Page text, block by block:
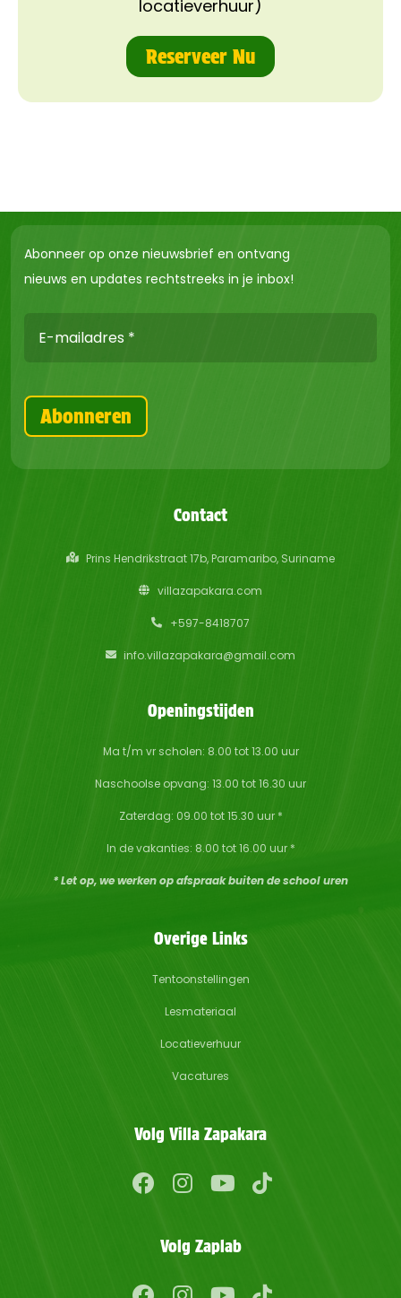
locatieverhuur)
Reserveer Nu
Abonneer op onze nieuwsbrief en ontvang
nieuws en updates rechtstreeks in je inbox!
Contact
Prins Hendrikstraat 17b, Paramaribo, Suriname
villazapakara.com
+597-8418707
info.villazapakara@gmail.com
Openingstijden
Ma t/m vr scholen: 8.00 tot 13.00 uur
Naschoolse opvang: 13.00 tot 16.30 uur
Zaterdag: 09.00 tot 15.30 uur *
In de vakanties: 8.00 tot 16.00 uur *
* Let op, we werken op afspraak buiten de school uren
Overige Links
Tentoonstellingen
Lesmateriaal
Locatieverhuur
Vacatures
Volg Villa Zapakara
Volg Zaplab